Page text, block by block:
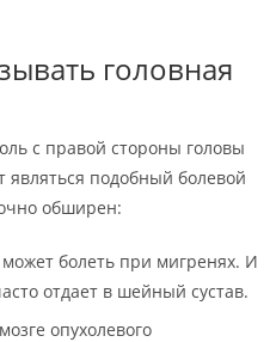
головная
с правой стороны головы
подобный болевой
обширен:
болеть при мигренях. И
отдает в шейный сустав.
опухолевого